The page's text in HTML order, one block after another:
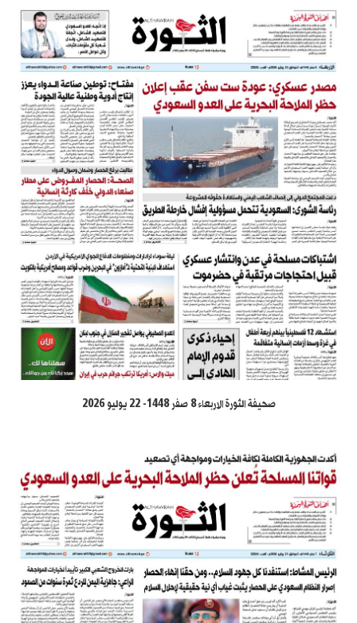
صحيفة الثورة الاربعاء 8 صفر 1448- 22 يوليو 2026